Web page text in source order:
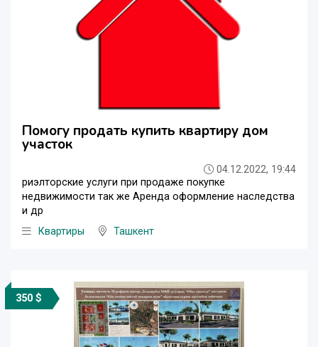
Помогу продать купить квартиру дом
участок
04.12.2022, 19:44
риэлторские услуги при продаже покупке
недвижимости так же Аренда оформление наследства
и др
Квартиры
Ташкент
350 $